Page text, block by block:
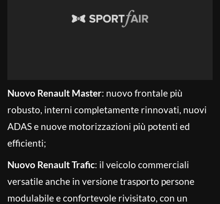
Nuovo Renault Master: nuovo frontale più
robusto, interni completamente rinnovati, nuovi
ADAS e nuove motorizzazioni più potenti ed
efficienti;
Nuovo Renault Trafic: il veicolo commerciali
versatile anche in versione trasporto persone
modulabile e confortevole rivisitato, con un